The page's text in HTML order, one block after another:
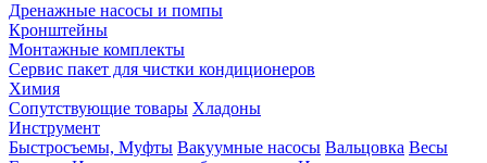
Дренажные насосы и помпы
Кронштейны
Монтажные комплекты
Сервис пакет для чистки кондиционеров
Химия
Сопутствующие товары Хладоны
Инструмент
Быстросъемы, Муфты Вакуумные насосы Вальцовка Весы